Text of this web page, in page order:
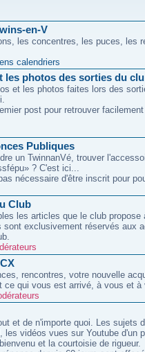
en-V
les concentres, les puces, les
calendriers
les photos des sorties du
et les photos faites lors des
post pour retrouver
Publiques
un TwinnanVé, trouver
? C'est ici...
nécessaire d'être inscrit pour
Club
les articles que le club propose
sont exclusivement réservés aux
rencontres, votre nouvelle
ce qui vous est arrivé, à vous et à
et de n'importe quoi. Les sujets
les vidéos vues sur Youtube d'un
et la courtoisie de rigueur.